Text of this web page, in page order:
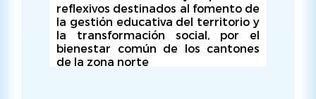
reflexivos destinados al fomento de
la gestión educativa del territorio y
la transformación social, por el
bienestar común de los cantones
de la zona norte